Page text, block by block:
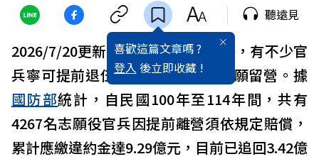
喜歡這篇文章嗎 ?
登入 後立即收藏 !
聽遠見
2026/7/20更新：國軍兵源持續短缺，有不少官
兵寧可提前退伍、賠償違約金也不願留營。據
國防部統計，自民國100年至114年間，共有
4267名志願役官兵因提前離營須依規定賠償，
累計應繳違約金達9.29億元，目前已追回3.42億